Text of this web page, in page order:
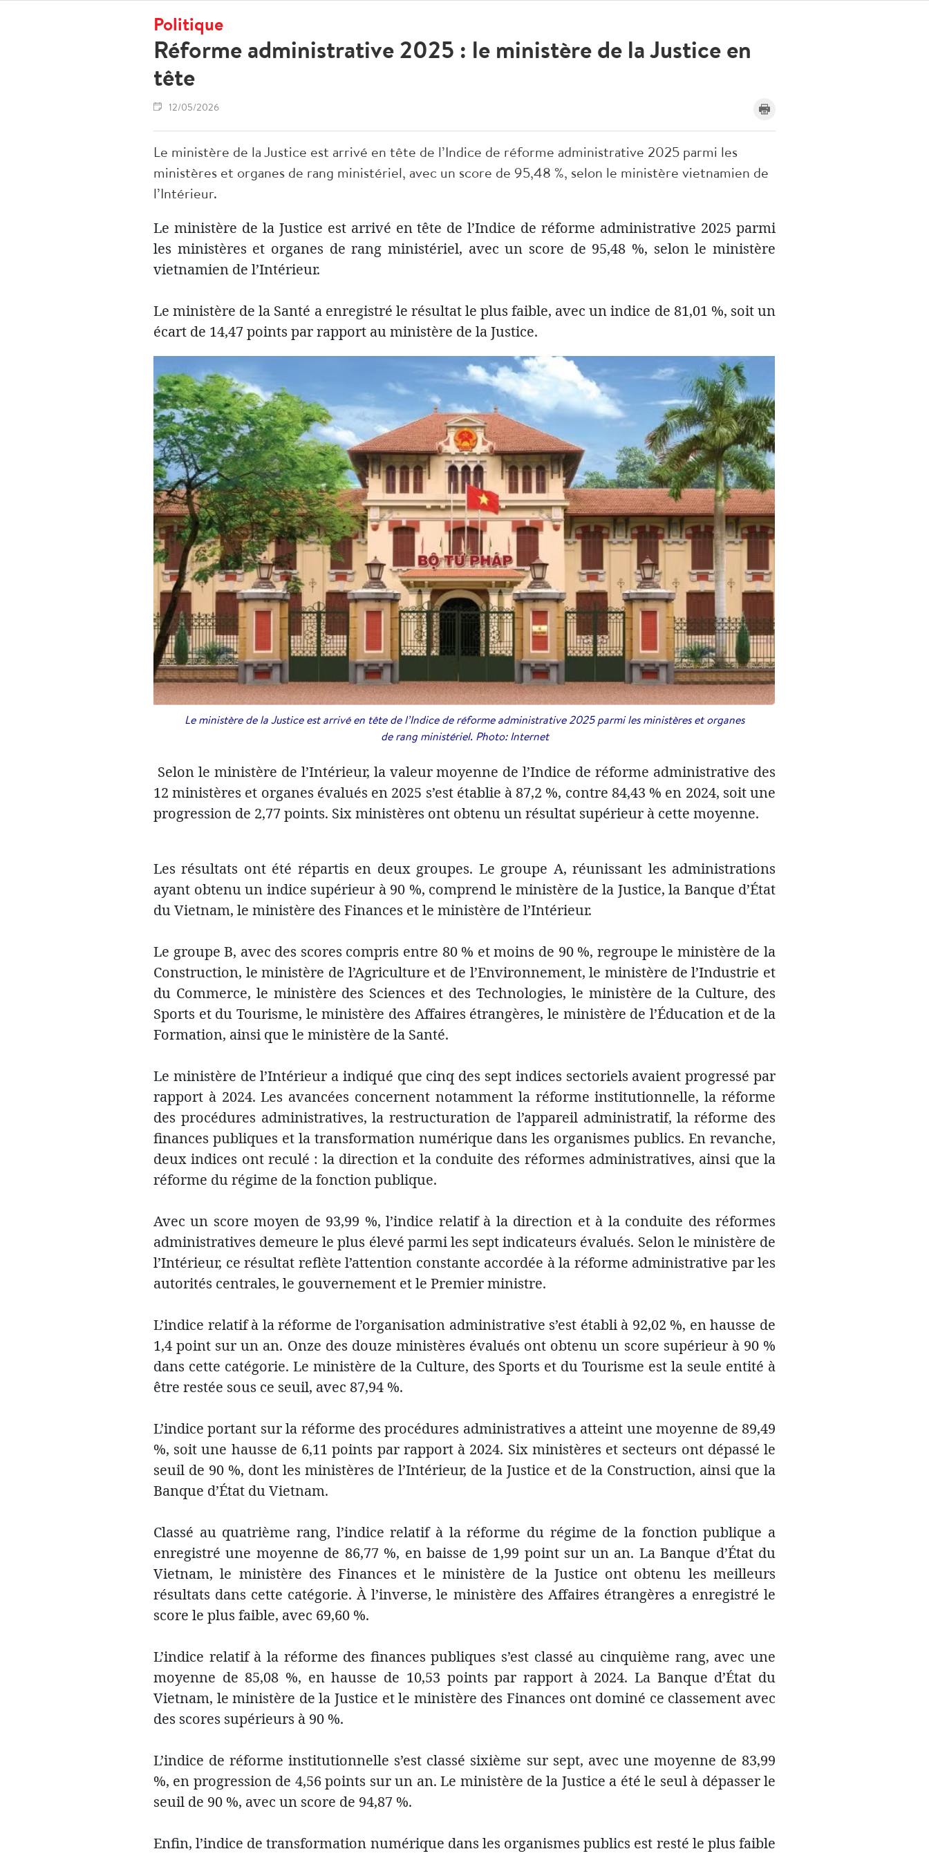
Politique
Réforme administrative 2025 : le ministère de la Justice en
tête
12/05/2026
Le ministère de la Justice est arrivé en tête de l’Indice de réforme administrative 2025 parmi les
ministères et organes de rang ministériel, avec un score de 95,48 %, selon le ministère vietnamien de
l’Intérieur.
Le ministère de la Justice est arrivé en tête de l’Indice de réforme administrative 2025 parmi
les ministères et organes de rang ministériel, avec un score de 95,48 %, selon le ministère
vietnamien de l’Intérieur.
Le ministère de la Santé a enregistré le résultat le plus faible, avec un indice de 81,01 %, soit un
écart de 14,47 points par rapport au ministère de la Justice.
Le ministère de la Justice est arrivé en tête de l’Indice de réforme administrative 2025 parmi les ministères et organes
de rang ministériel. Photo: Internet
Selon le ministère de l’Intérieur, la valeur moyenne de l’Indice de réforme administrative des
12 ministères et organes évalués en 2025 s’est établie à 87,2 %, contre 84,43 % en 2024, soit une
progression de 2,77 points. Six ministères ont obtenu un résultat supérieur à cette moyenne.
Les résultats ont été répartis en deux groupes. Le groupe A, réunissant les administrations
ayant obtenu un indice supérieur à 90 %, comprend le ministère de la Justice, la Banque d’État
du Vietnam, le ministère des Finances et le ministère de l’Intérieur.
Le groupe B, avec des scores compris entre 80 % et moins de 90 %, regroupe le ministère de la
Construction, le ministère de l’Agriculture et de l’Environnement, le ministère de l’Industrie et
du Commerce, le ministère des Sciences et des Technologies, le ministère de la Culture, des
Sports et du Tourisme, le ministère des Affaires étrangères, le ministère de l’Éducation et de la
Formation, ainsi que le ministère de la Santé.
Le ministère de l’Intérieur a indiqué que cinq des sept indices sectoriels avaient progressé par
rapport à 2024. Les avancées concernent notamment la réforme institutionnelle, la réforme
des procédures administratives, la restructuration de l’appareil administratif, la réforme des
finances publiques et la transformation numérique dans les organismes publics. En revanche,
deux indices ont reculé : la direction et la conduite des réformes administratives, ainsi que la
réforme du régime de la fonction publique.
Avec un score moyen de 93,99 %, l’indice relatif à la direction et à la conduite des réformes
administratives demeure le plus élevé parmi les sept indicateurs évalués. Selon le ministère de
l’Intérieur, ce résultat reflète l’attention constante accordée à la réforme administrative par les
autorités centrales, le gouvernement et le Premier ministre.
L’indice relatif à la réforme de l’organisation administrative s’est établi à 92,02 %, en hausse de
1,4 point sur un an. Onze des douze ministères évalués ont obtenu un score supérieur à 90 %
dans cette catégorie. Le ministère de la Culture, des Sports et du Tourisme est la seule entité à
être restée sous ce seuil, avec 87,94 %.
L’indice portant sur la réforme des procédures administratives a atteint une moyenne de 89,49
%, soit une hausse de 6,11 points par rapport à 2024. Six ministères et secteurs ont dépassé le
seuil de 90 %, dont les ministères de l’Intérieur, de la Justice et de la Construction, ainsi que la
Banque d’État du Vietnam.
Classé au quatrième rang, l’indice relatif à la réforme du régime de la fonction publique a
enregistré une moyenne de 86,77 %, en baisse de 1,99 point sur un an. La Banque d’État du
Vietnam, le ministère des Finances et le ministère de la Justice ont obtenu les meilleurs
résultats dans cette catégorie. À l’inverse, le ministère des Affaires étrangères a enregistré le
score le plus faible, avec 69,60 %.
L’indice relatif à la réforme des finances publiques s’est classé au cinquième rang, avec une
moyenne de 85,08 %, en hausse de 10,53 points par rapport à 2024. La Banque d’État du
Vietnam, le ministère de la Justice et le ministère des Finances ont dominé ce classement avec
des scores supérieurs à 90 %.
L’indice de réforme institutionnelle s’est classé sixième sur sept, avec une moyenne de 83,99
%, en progression de 4,56 points sur un an. Le ministère de la Justice a été le seul à dépasser le
seuil de 90 %, avec un score de 94,87 %.
Enfin, l’indice de transformation numérique dans les organismes publics est resté le plus faible